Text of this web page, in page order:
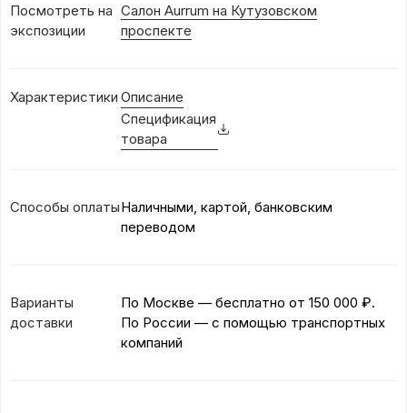
Посмотреть на
экспозиции
Салон Aurrum на Кутузовском
проспекте
Характеристики Описание
Спецификация
товара
Способы оплатыНаличными, картой, банковским
переводом
Варианты
доставки
По Москве — бесплатно от 150 000 ₽.
По России — с помощью транспортных
компаний